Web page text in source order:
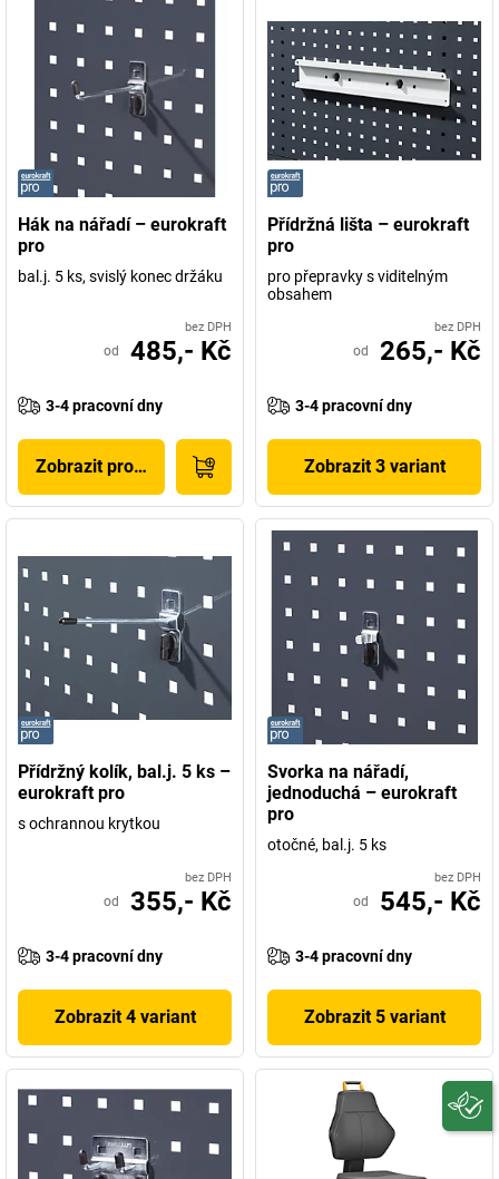
Hák na nářadí – eurokraft
pro
bal.j. 5 ks, svislý konec držáku
bez DPH
od 485,- Kč
3-4 pracovní dny
Zobrazit produkt
Přídržná lišta – eurokraft
pro
pro přepravky s viditelným
obsahem
bez DPH
od 265,- Kč
3-4 pracovní dny
Zobrazit 3 variant
Přídržný kolík, bal.j. 5 ks –
eurokraft pro
s ochrannou krytkou
bez DPH
od 355,- Kč
3-4 pracovní dny
Zobrazit 4 variant
Svorka na nářadí,
jednoduchá – eurokraft
pro
otočné, bal.j. 5 ks
bez DPH
od 545,- Kč
3-4 pracovní dny
Zobrazit 5 variant